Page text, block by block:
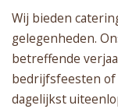
Wij bieden
gelegenheden.
betreffende
bedrijfsfeesten of
dagelijkst